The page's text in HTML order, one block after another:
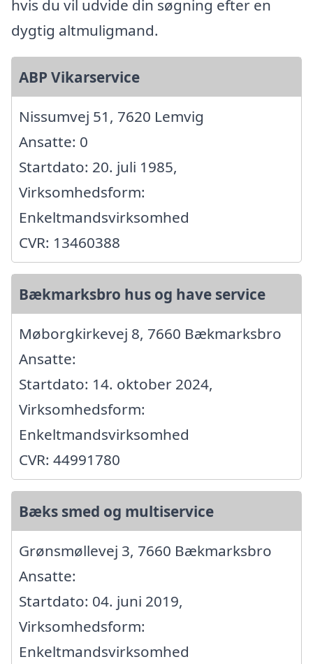
hvis du vil udvide din søgning efter en
dygtig altmuligmand.
ABP Vikarservice
Nissumvej 51, 7620 Lemvig
Ansatte: 0
Startdato: 20. juli 1985,
Virksomhedsform:
Enkeltmandsvirksomhed
CVR: 13460388
Bækmarksbro hus og have service
Møborgkirkevej 8, 7660 Bækmarksbro
Ansatte:
Startdato: 14. oktober 2024,
Virksomhedsform:
Enkeltmandsvirksomhed
CVR: 44991780
Bæks smed og multiservice
Grønsmøllevej 3, 7660 Bækmarksbro
Ansatte:
Startdato: 04. juni 2019,
Virksomhedsform:
Enkeltmandsvirksomhed